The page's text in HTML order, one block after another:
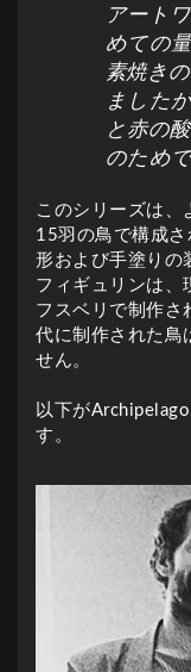
アート
めての
素焼き
ました
と赤の
のため
このシリーズは、
15羽の鳥で構成
形および手塗りの
フィギュリンは、
フスベリで制作
代に制作された鳥
せん。
以下が
す。